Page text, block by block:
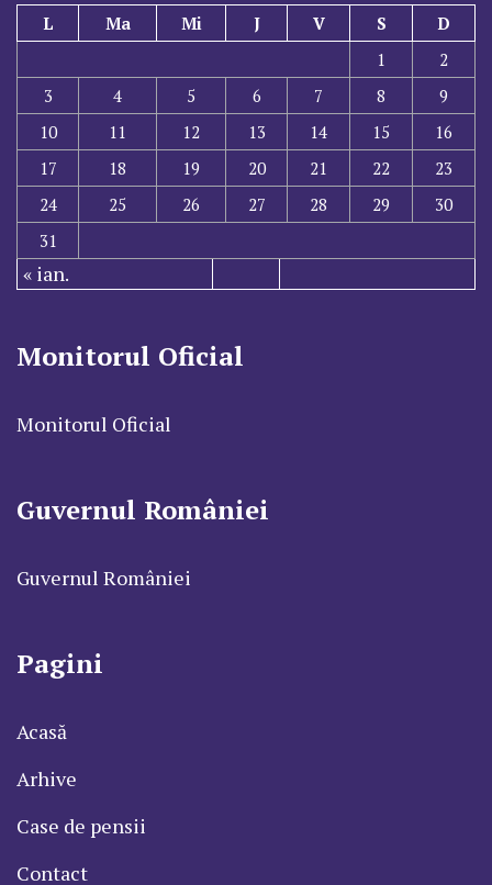
L Ma Mi J V S
D
1
2
3
4 5 6 7 8
9
10
11 12 13 14 15
16
17
18 19 20 21 22
23
24
25 26 27 28 29
30
31
« ian.
Monitorul Oficial
Monitorul Oficial
Guvernul României
Guvernul României
Pagini
Acasă
Arhive
Case de pensii
Contact